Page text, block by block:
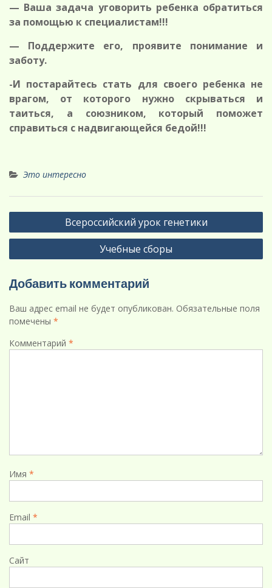
— Ваша задача уговорить ребенка обратиться
за помощью к специалистам!!!
— Поддержите его, проявите понимание и
заботу.
-И постарайтесь стать для своего ребенка не
врагом,
от которого нужно скрываться и
таиться,
а союзником, который поможет
справиться с надвигающейся бедой!!!
Это интересно
Навигация
по
Всероссийский урок генетики
Учебные сборы
Добавить комментарий
Ваш адрес email не будет опубликован. Обязательные поля
помечены *
Комментарий *
Имя *
Email *
Сайт